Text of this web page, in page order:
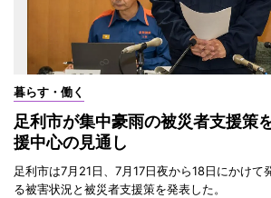
暮らす・働く
足利市が集中豪雨の被災者支援
援中心の見通し
足利市は7月21日、7月17日夜から18日にかけて
る被害状況と被災者支援策を発表した。